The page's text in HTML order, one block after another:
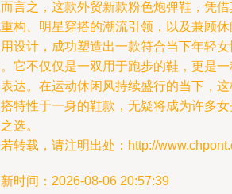
言之，这款外贸新款粉色炮弹鞋，凭
构、明星穿搭的潮流引领，以及兼顾
设计，成功塑造出一款符合当下年轻
它不仅仅是一双用于跑步的鞋，更是
达。在运动休闲风持续盛行的当下，
特性于一身的鞋款，无疑将成为许多
选。
转载，请注明出处：http://
时间：2026-08-06 20:57:39